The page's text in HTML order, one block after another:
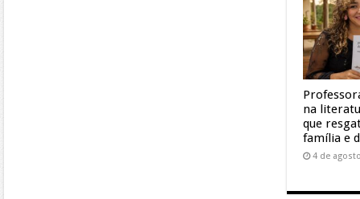
na
que
família e
4 de